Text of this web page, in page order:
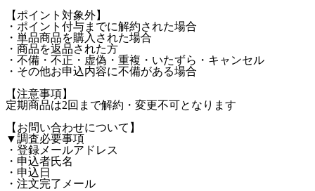
【ポイント対象外】
・ポイント付与までに解約された場合
・単品商品を購入された場合
・商品を返品された方
・不備・不正・虚偽・重複・いたずら・キャンセル
・その他お申込内容に不備がある場合
【注意事項】
定期商品は2回まで解約・変更不可となります
【お問い合わせについて】
▼調査必要事項
・登録メールアドレス
・申込者氏名
・申込日
・注文完了メール